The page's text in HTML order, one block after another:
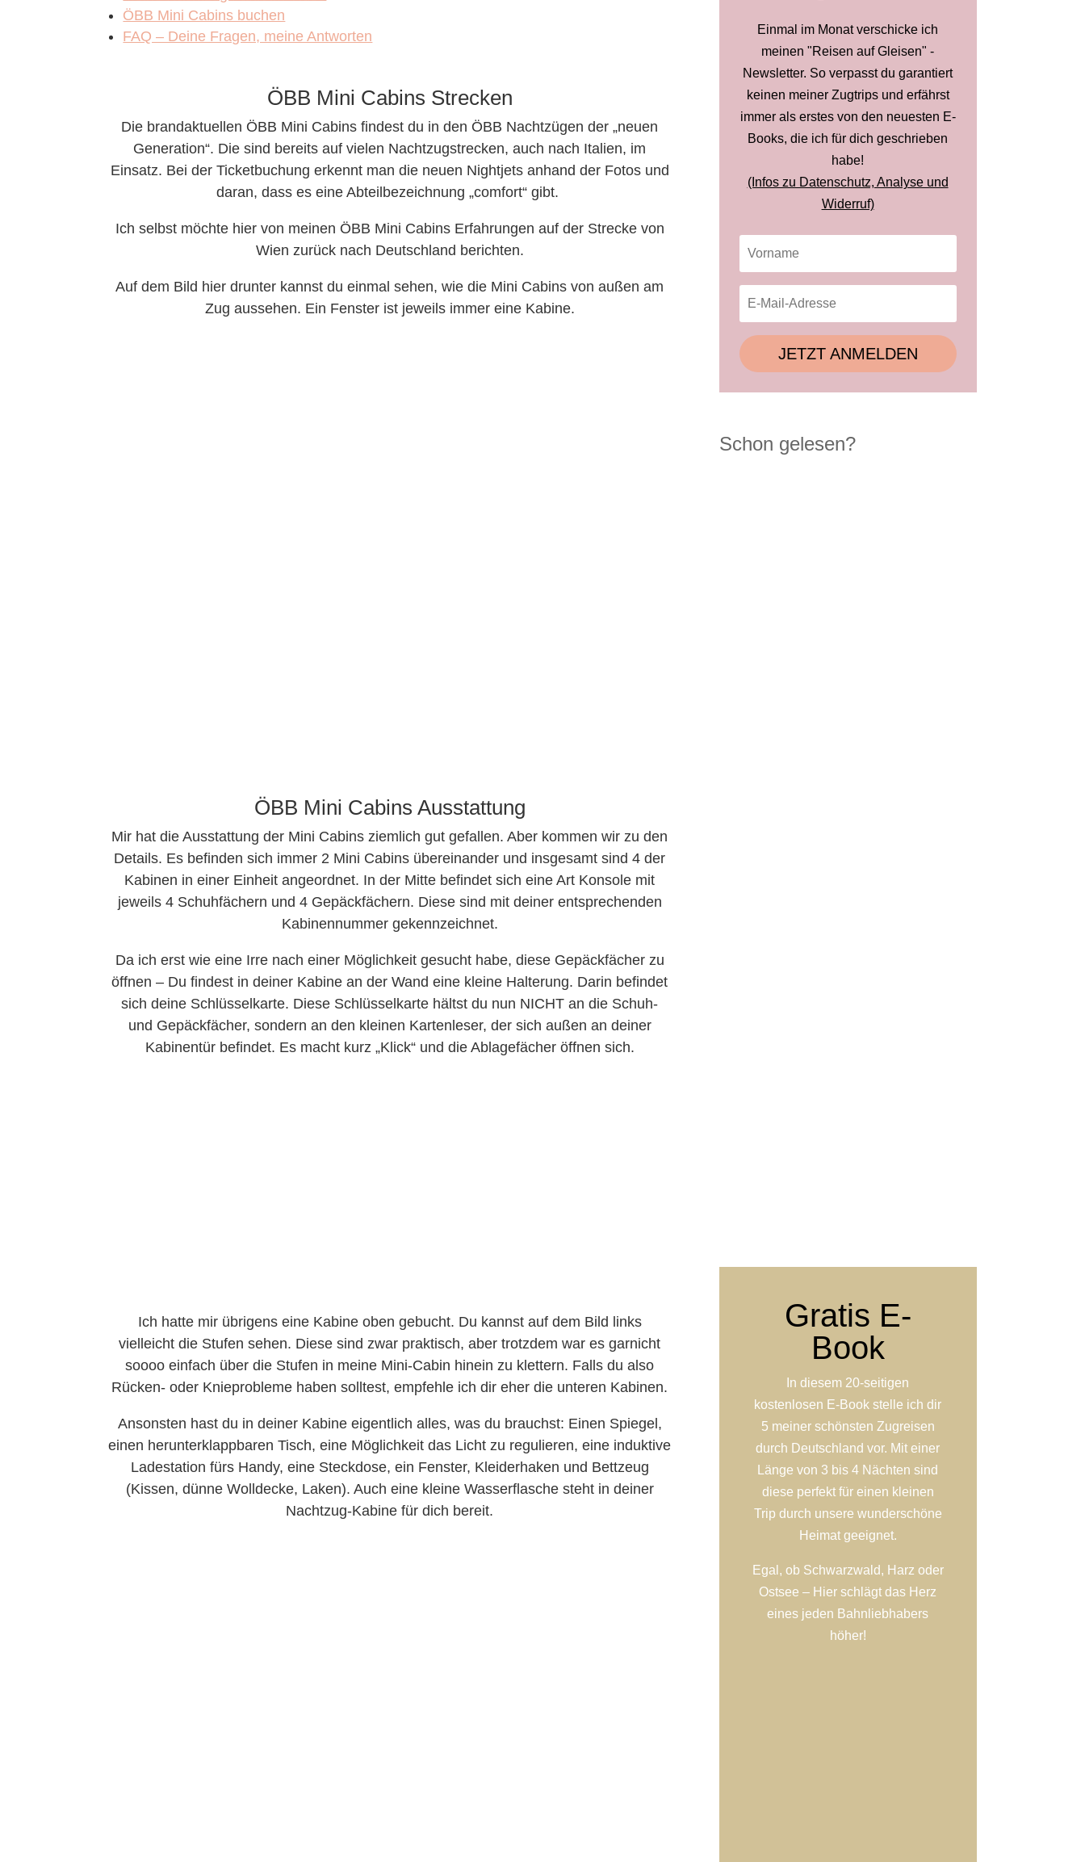
ÖBB Mini Cabins buchen
FAQ – Deine Fragen, meine Antworten
ÖBB Mini Cabins Strecken
Die brandaktuellen ÖBB Mini Cabins findest du in den ÖBB Nachtzügen der „neuen
Generation“. Die sind bereits auf vielen Nachtzugstrecken, auch nach Italien, im
Einsatz. Bei der Ticketbuchung erkennt man die neuen Nightjets anhand der Fotos und
daran, dass es eine Abteilbezeichnung „comfort“ gibt.
Ich selbst möchte hier von meinen ÖBB Mini Cabins Erfahrungen auf der Strecke von
Wien zurück nach Deutschland berichten.
Auf dem Bild hier drunter kannst du einmal sehen, wie die Mini Cabins von außen am
Zug aussehen. Ein Fenster ist jeweils immer eine Kabine.
ÖBB Mini Cabins Ausstattung
Mir hat die Ausstattung der Mini Cabins ziemlich gut gefallen. Aber kommen wir zu den
Details. Es befinden sich immer 2 Mini Cabins übereinander und insgesamt sind 4 der
Kabinen in einer Einheit angeordnet. In der Mitte befindet sich eine Art Konsole mit
jeweils 4 Schuhfächern und 4 Gepäckfächern. Diese sind mit deiner entsprechenden
Kabinennummer gekennzeichnet.
Da ich erst wie eine Irre nach einer Möglichkeit gesucht habe, diese Gepäckfächer zu
öffnen – Du findest in deiner Kabine an der Wand eine kleine Halterung. Darin befindet
sich deine Schlüsselkarte. Diese Schlüsselkarte hältst du nun NICHT an die Schuh-
und Gepäckfächer, sondern an den kleinen Kartenleser, der sich außen an deiner
Kabinentür befindet. Es macht kurz „Klick“ und die Ablagefächer öffnen sich.
Ich hatte mir übrigens eine Kabine oben gebucht. Du kannst auf dem Bild links
vielleicht die Stufen sehen. Diese sind zwar praktisch, aber trotzdem war es garnicht
soooo einfach über die Stufen in meine Mini-Cabin hinein zu klettern. Falls du also
Rücken- oder Knieprobleme haben solltest, empfehle ich dir eher die unteren Kabinen.
Ansonsten hast du in deiner Kabine eigentlich alles, was du brauchst: Einen Spiegel,
einen herunterklappbaren Tisch, eine Möglichkeit das Licht zu regulieren, eine induktive
Ladestation fürs Handy, eine Steckdose, ein Fenster, Kleiderhaken und Bettzeug
(Kissen, dünne Wolldecke, Laken). Auch eine kleine Wasserflasche steht in deiner
Nachtzug-Kabine für dich bereit.
Einmal im Monat verschicke ich
meinen "Reisen auf Gleisen" -
Newsletter. So verpasst du garantiert
keinen meiner Zugtrips und erfährst
immer als erstes von den neuesten E-
Books, die ich für dich geschrieben
habe!
(Infos zu Datenschutz, Analyse und
Widerruf)
JETZT ANMELDEN
Schon gelesen?
Gratis E-
Book
In diesem 20-seitigen
kostenlosen E-Book stelle ich dir
5 meiner schönsten Zugreisen
durch Deutschland vor. Mit einer
Länge von 3 bis 4 Nächten sind
diese perfekt für einen kleinen
Trip durch unsere wunderschöne
Heimat geeignet.
Egal, ob Schwarzwald, Harz oder
Ostsee – Hier schlägt das Herz
eines jeden Bahnliebhabers
höher!